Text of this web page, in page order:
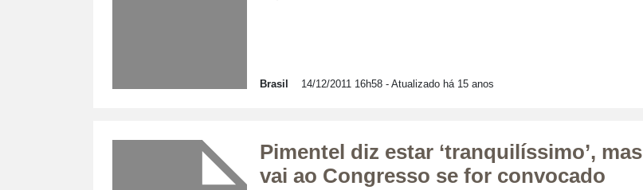
Brasil 14/12/2011 16h58- Atualizado há 15 anos
Pimentel diz estar ‘tranquilíssimo’, mas
vai ao Congresso se for convocado